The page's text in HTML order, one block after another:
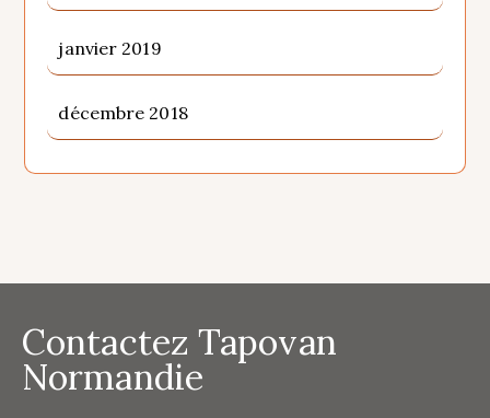
janvier 2019
décembre 2018
Contactez Tapovan
Normandie